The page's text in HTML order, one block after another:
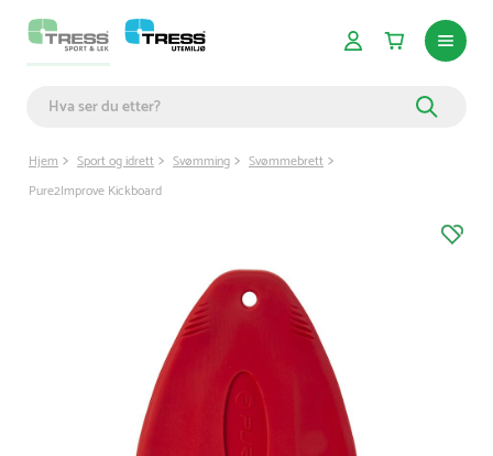
Hjem Sport og idrett Svømming
Svømmebrett
Pure2Improve Kickboard